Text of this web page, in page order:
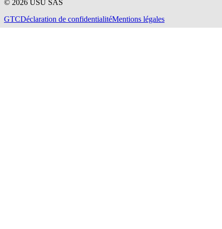
© 2026 USU SAS
GTCDéclaration de confidentialitéMentions légales